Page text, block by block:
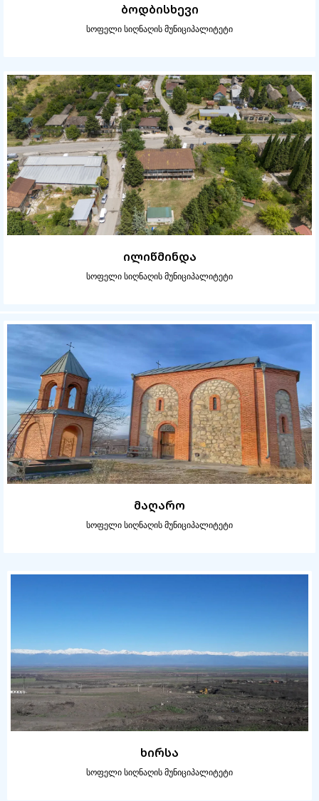
ბოდბისხევი
სოფელი სიღნაღის მუნიციპალიტეტი
ილიწმინდა
სოფელი სიღნაღის მუნიციპალიტეტი
მაღარო
სოფელი სიღნაღის მუნიციპალიტეტი
ხირსა
სოფელი სიღნაღის მუნიციპალიტეტი